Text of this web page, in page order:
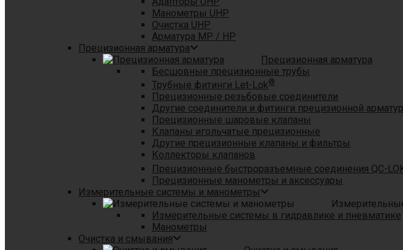
Манометры UHP
Очистка UHP
Арматура MP / HP
Прецизионная арматура
Прецизионная арматура
Бесшовные прецизионные трубы
Трубные фитинги Let-Lok®
Прецизионные резьбовые соединители
Другие соединители и фитинги прецизионной
Прецизионные шаровые клапаны
Клапаны игольчатые прецизионные
Другие прецизионные клапаны и фильтры
Коллекторы клапанов
Прецизионные быстроразъемные соединения QC-
Прецизионные манометры и аксессуары
Измерительные системы и манометры
Измерительные системы в гидравлике и пневматике
Манометры
Очистка и смывания